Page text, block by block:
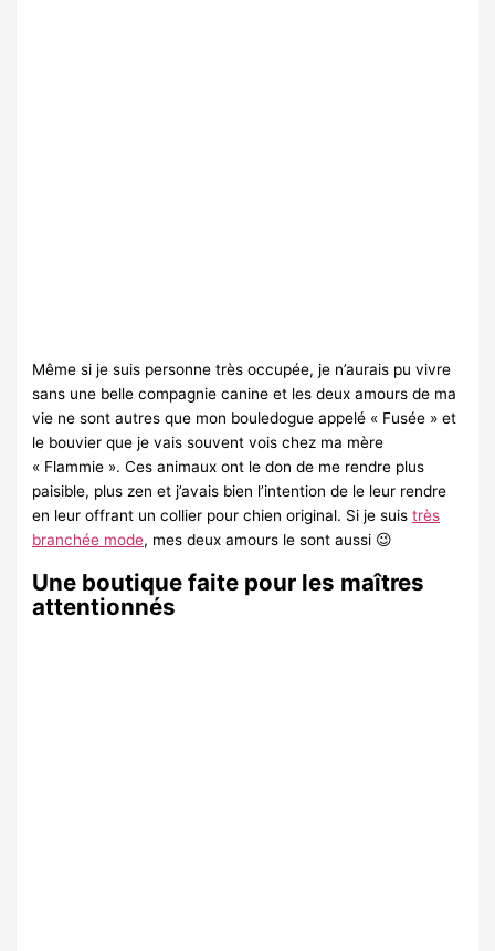
Même si je suis personne très occupée, je n’aurais pu vivre
sans une belle compagnie canine et les deux amours de ma
vie ne sont autres que mon bouledogue appelé « Fusée » et
le bouvier que je vais souvent vois chez ma mère
« Flammie ». Ces animaux ont le don de me rendre plus
paisible, plus zen et j’avais bien l’intention de le leur rendre
en leur offrant un collier pour chien original. Si je suistrès
branchée mode, mes deux amours le sont aussi 😉
Une boutique faite pour les maîtres
attentionnés